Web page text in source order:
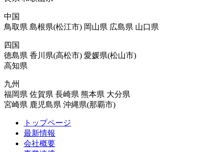
中国
鳥取県 島根県(松江市) 岡山県 広島県 山口県
四国
徳島県 香川県(高松市) 愛媛県(松山市)
高知県
九州
福岡県 佐賀県 長崎県 熊本県 大分県
宮崎県 鹿児島県 沖縄県(那覇市)
トップページ
最新情報
会社概要